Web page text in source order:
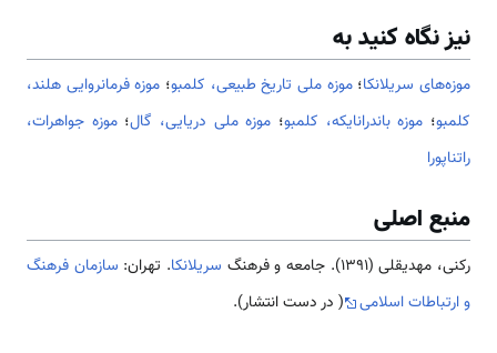
نیز نگاه کنید به
موزه‌های سریلانکا؛موزه ملی تاریخ طبیعی، کلمبو؛ موزه فرمانروایی هلند،
کلمبو؛ موزه باندرانایکه، کلمبو؛ موزه ملی دریایی، گال؛موزه جواهرات،
راتناپورا
منبع اصلی
رکنی، مهدیقلی (1391). جامعه و فرهنگ سریلانکا. تهران: سازمان فرهنگ
و ارتباطات اسلامی
( در دست انتشار).